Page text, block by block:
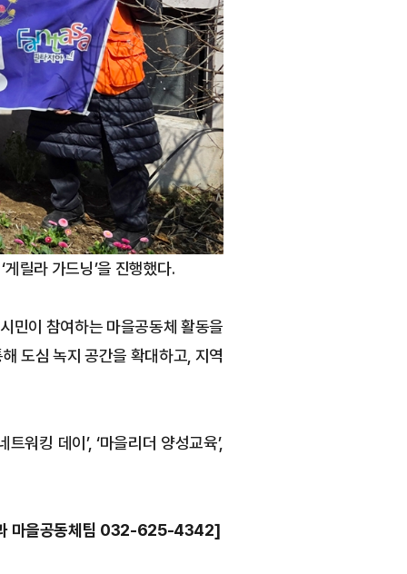
릴라 가드닝’을 진행했다.
민이 참여하는 마을공동체 활동을
도심 녹지 공간을 확대하고, 지역
워킹 데이’, ‘마을리더 양성교육’,
마을공동체팀 032-625-4342]